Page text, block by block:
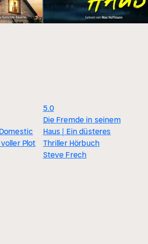
Plot
5.0
Die Fremde in seinem
Haus | Ein düsteres
Thriller Hörbuch
Steve Frech